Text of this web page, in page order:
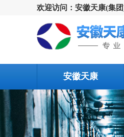
欢迎访问：安徽天康(集
安徽天康